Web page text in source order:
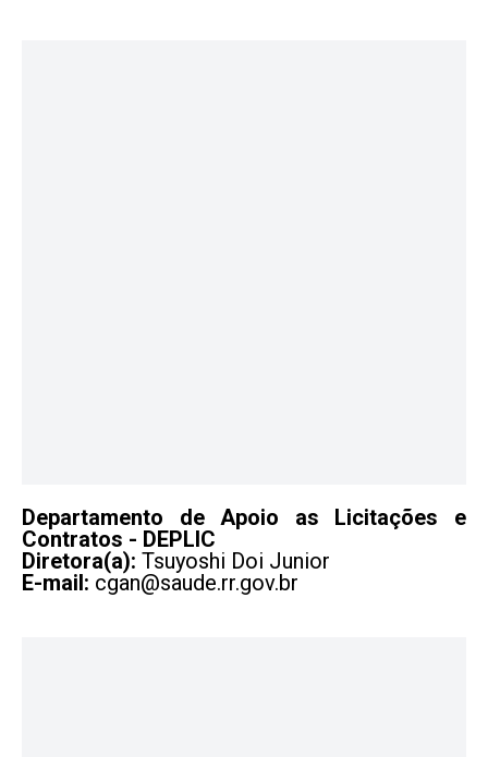
Departamento de Apoio as Licitações e
Contratos - DEPLIC
Diretora(a): Tsuyoshi Doi Junior
E-mail: cgan@saude.rr.gov.br